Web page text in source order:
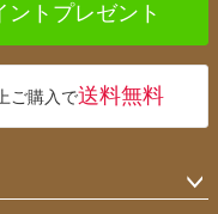
ントプレゼント
ご購入で送料無料